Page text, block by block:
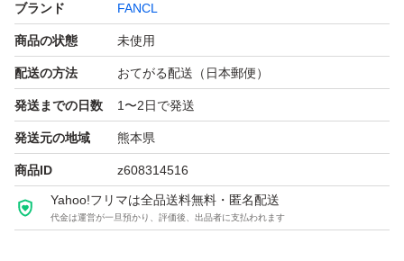
ブランド FANCL
商品の状態 未使用
配送の方法 おてがる配送（日本郵便）
発送までの日数 1〜2日で発送
発送元の地域 熊本県
商品ID z608314516
Yahoo!フリマは全品送料無料・匿名配送
代金は運営が一旦預かり、評価後、出品者に支払われます